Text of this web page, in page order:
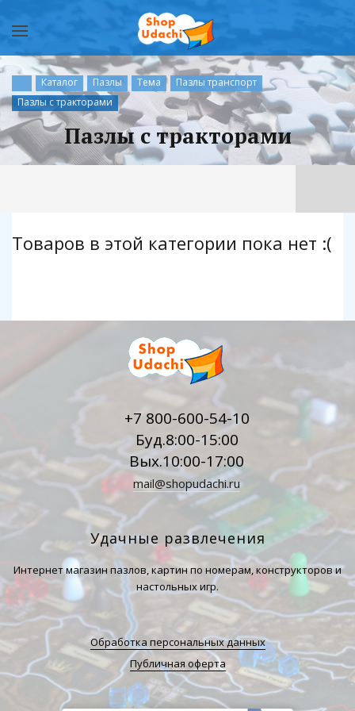
Каталог Пазлы Тема
Пазлы транспорт
Пазлы с тракторами
Пазлы с тракторами
Товаров в этой категории пока нет :(
+7 800-600-54-10
Буд.8:00-15:00
Вых.10:00-17:00
mail@shopudachi.ru
Удачные развлечения
Интернет магазин пазлов, картин по номерам, конструкторов и
настольных игр.
Обработка персональных данных
Публичная оферта